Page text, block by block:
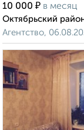
10 000 ₽ в месяц
Октябрьский
Агентство,